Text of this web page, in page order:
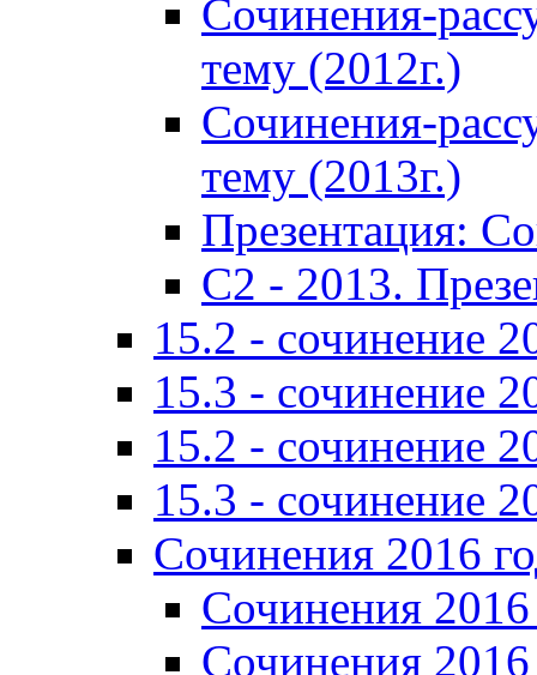
Сочинения-
тему (2012г.)
Сочинения-
тему (2013г.)
Презентация:
C2 - 2013.
15.2 - сочинение
15.3 - сочинение
15.2 - сочинение
15.3 - сочинение
Сочинения 2016
Сочинения
Сочинения